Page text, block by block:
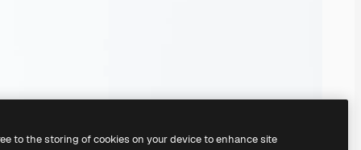
to the storing of cookies on your device to enhance site